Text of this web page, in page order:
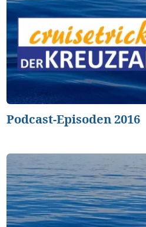
Podcast-Episoden 2016